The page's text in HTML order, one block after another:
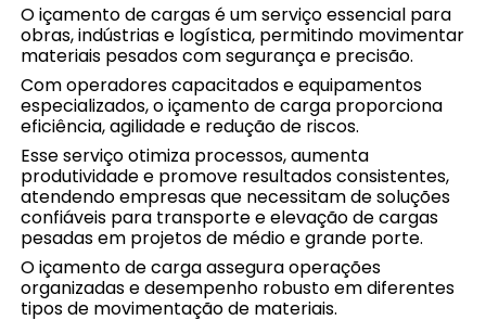
O içamento de cargas é um serviço essencial para
obras, indústrias e logística, permitindo movimentar
materiais pesados com segurança e precisão.
Com operadores capacitados e equipamentos
especializados, o içamento de carga proporciona
eficiência, agilidade e redução de riscos.
Esse serviço otimiza processos, aumenta
produtividade e promove resultados consistentes,
atendendo empresas que necessitam de soluções
confiáveis para transporte e elevação de cargas
pesadas em projetos de médio e grande porte.
O içamento de carga assegura operações
organizadas e desempenho robusto em diferentes
tipos de movimentação de materiais.